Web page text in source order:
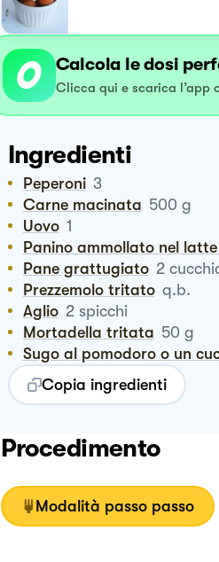
Calcola le dosi
Clicca qui e scarica l’app
Ingredienti
Peperoni 3
Carne macinata 500 g
Uovo 1
Panino ammollato nel
Pane grattugiato 2
Prezzemolo tritato q.b.
Aglio 2 spicchi
Mortadella tritata 50 g
Sugo al pomodoro o un
Copia ingredienti
Procedimento
Modalità passo passo